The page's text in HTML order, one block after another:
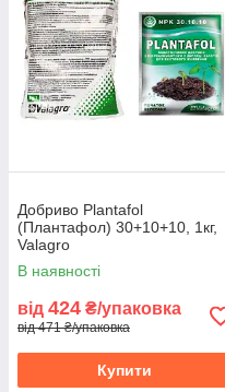
Добриво Plantafol
(Плантафол) 30+10+10, 1кг,
Valagro
В наявності
від 424 ₴/упаковка
від 471 ₴/упаковка
Купити